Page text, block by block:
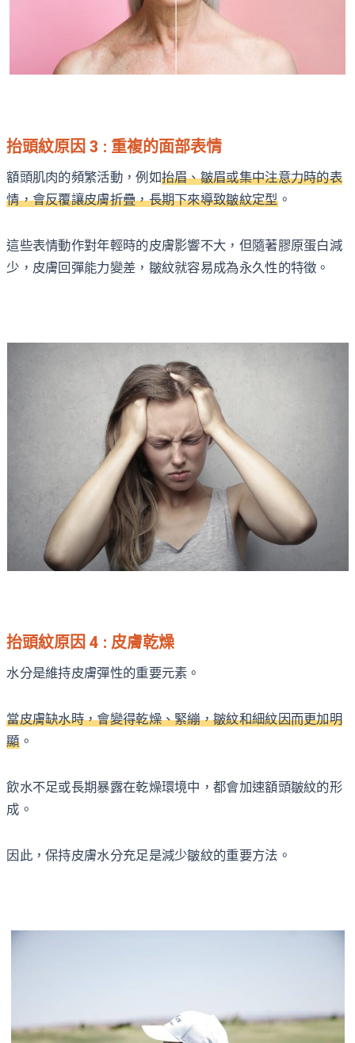
抬頭紋原因 3 : 重複的面部表情
額頭肌肉的頻繁活動，例如抬眉、皺眉或集中注意力時的表
情，會反覆讓皮膚折疊，長期下來導致皺紋定型。
這些表情動作對年輕時的皮膚影響不大，但隨著膠原蛋白減
少，皮膚回彈能力變差，皺紋就容易成為永久性的特徵。
抬頭紋原因 4 : 皮膚乾燥
水分是維持皮膚彈性的重要元素。
當皮膚缺水時，會變得乾燥、緊繃，皺紋和細紋因而更加明
顯。
飲水不足或長期暴露在乾燥環境中，都會加速額頭皺紋的形
成。
因此，保持皮膚水分充足是減少皺紋的重要方法。